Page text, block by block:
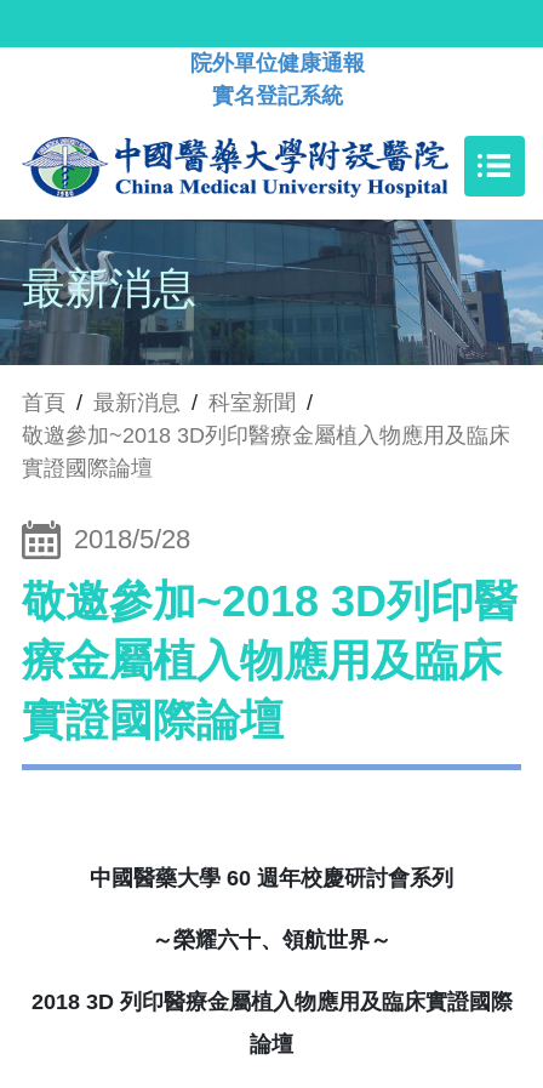
院外單位健康通報
實名登記系統
最新消息
首頁 / 最新消息 / 科室新聞 /
敬邀參加~2018 3D列印醫療金屬植入物應用及臨床
實證國際論壇
2018/5/28
敬邀參加~2018 3D列印醫
療金屬植入物應用及臨床
實證國際論壇
中國醫藥大學 60 週年校慶研討會系列
～榮耀六十、領航世界～
2018 3D 列印醫療金屬植入物應用及臨床實證國際
論壇